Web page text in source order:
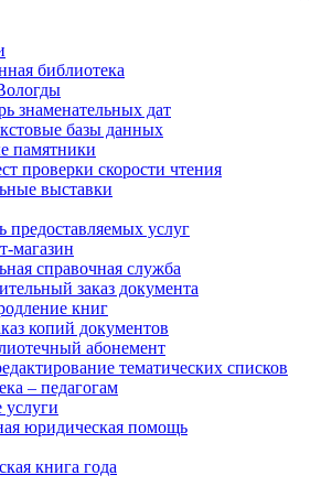
библиотека
знаменательных дат
базы данных
памятники
проверки скорости чтения
выставки
предоставляемых услуг
магазин
справочная служба
заказ документа
книг
копий документов
абонемент
тематических списков
– педагогам
юридическая помощь
книга года